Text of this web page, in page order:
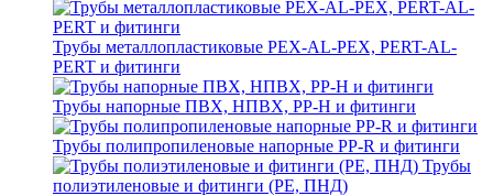
Трубы металлопластиковые PEX-AL-PEX, PERT-AL-
PERT и фитинги
Трубы напорные ПВХ, НПВХ, PP-H и фитинги
Трубы полипропиленовые напорные PP-R и фитинги
Трубы
полиэтиленовые и фитинги (PE, ПНД)